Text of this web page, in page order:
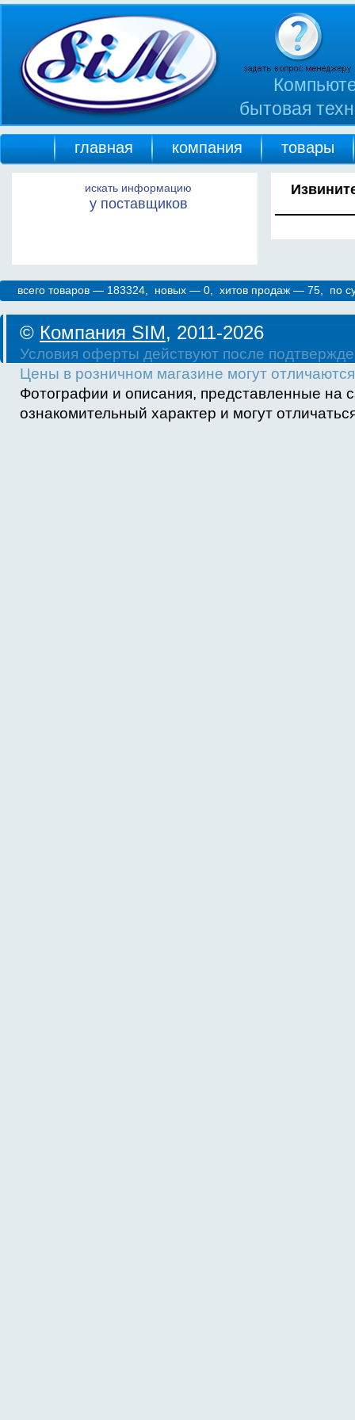
бытовая
главная компания товары
искать информацию
у поставщиков
всего товаров — 183324, новых — 0, хитов продаж — 75, по
© Компания SIM, 2011-2026
Условия оферты действуют после
Цены в розничном магазине могут
Фотографии и описания, представленные на
ознакомительный характер и могут